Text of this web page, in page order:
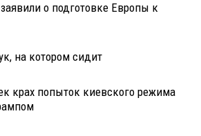
о подготовке Европы к
на котором сидит
крах попыток киевского режима